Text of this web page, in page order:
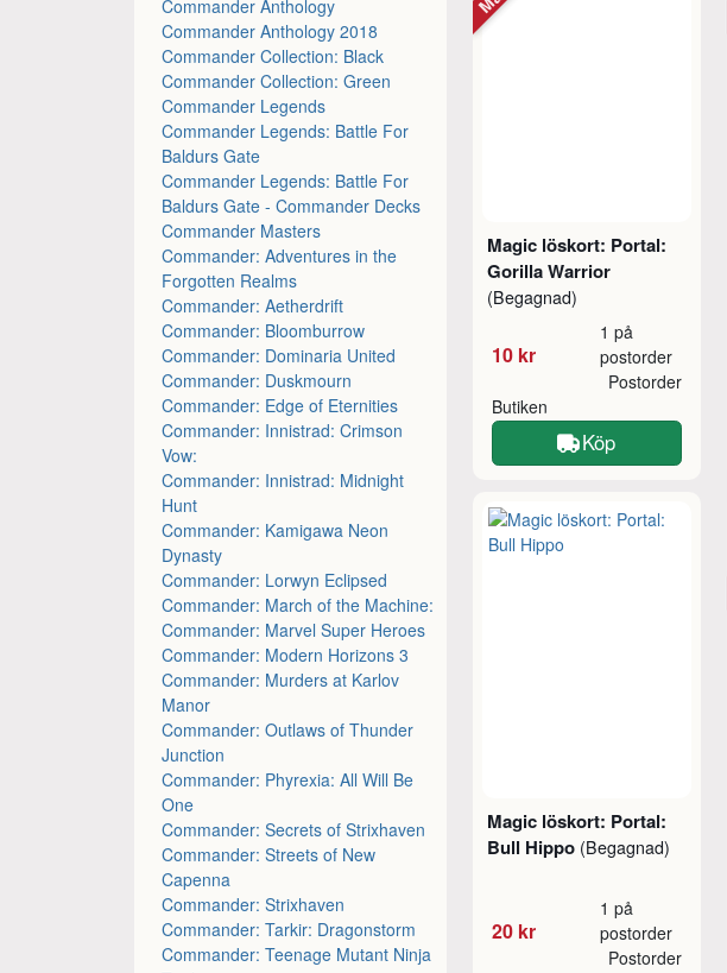
Commander Anthology
Commander Anthology 2018
Commander Collection: Black
Commander Collection: Green
Commander Legends
Commander Legends: Battle For
Baldurs Gate
Commander Legends: Battle For
Baldurs Gate - Commander Decks
Commander Masters
Commander: Adventures in the
Forgotten Realms
Commander: Aetherdrift
Commander: Bloomburrow
Commander: Dominaria United
Commander: Duskmourn
Commander: Edge of Eternities
Commander: Innistrad: Crimson
Vow:
Commander: Innistrad: Midnight
Hunt
Commander: Kamigawa Neon
Dynasty
Commander: Lorwyn Eclipsed
Commander: March of the Machine:
Commander: Marvel Super Heroes
Commander: Modern Horizons 3
Commander: Murders at Karlov
Manor
Commander: Outlaws of Thunder
Junction
Commander: Phyrexia: All Will Be
One
Commander: Secrets of Strixhaven
Commander: Streets of New
Capenna
Commander: Strixhaven
Commander: Tarkir: Dragonstorm
Commander: Teenage Mutant Ninja
Magic löskort: Portal:
Gorilla Warrior
(Begagnad)
10 kr
1 på
postorder
Butiken
Postorder
Köp
Magic löskort: Portal:
Bull Hippo (Begagnad)
20 kr
1 på
postorder
Postorder